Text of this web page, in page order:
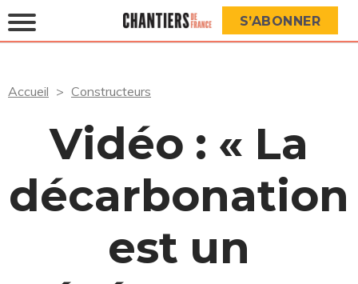
S’ABONNER
Accueil Constructeurs
Vidéo : « La
décarbonation
est un